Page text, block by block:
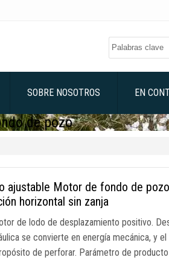
SOBRE NOSOTROS EN
de pozo
Motor de fondo de
horizontal sin zanja
de lodo de desplazamiento positivo.
se convierte en energía mecánica, y
de perforar. Parámetro de